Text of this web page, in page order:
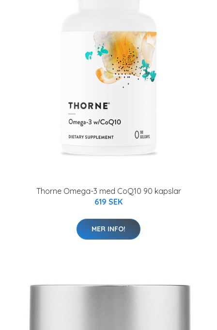
Thorne Omega-3 med CoQ10 90 kapslar
619 SEK
MER INFO!